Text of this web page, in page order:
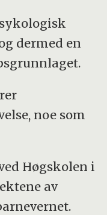
dermed en
noe som
Høgskolen i
av